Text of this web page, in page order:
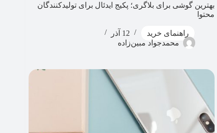
بهترین گوشی برای بلاگری؛ پکیج ایدئال برای تولیدکنندگان
محتوا
راهنمای خرید
12 آذر
محمدجواد مبین‌زاده